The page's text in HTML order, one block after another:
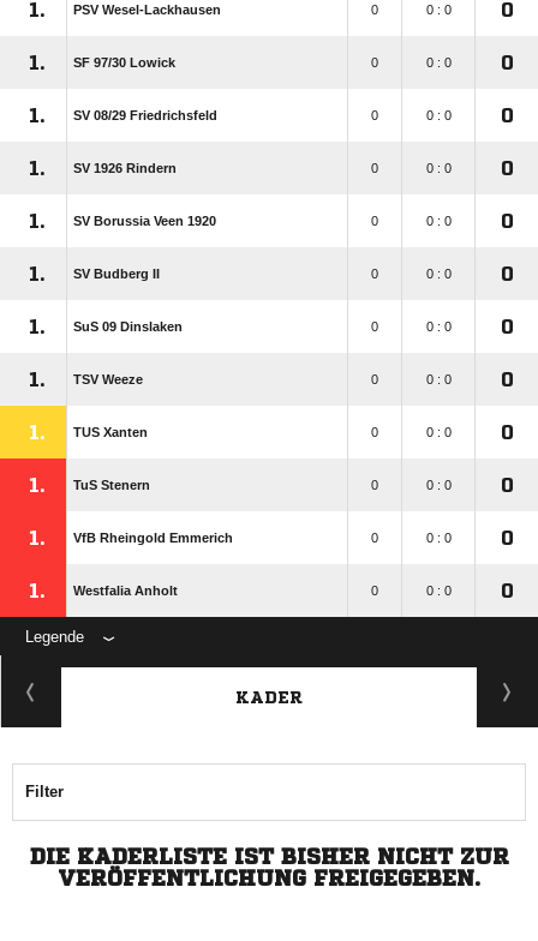
1. PSV Wesel-Lackhausen 0 0 : 0 0
1. SF 97/​30 Lowick 0 0 : 0 0
1. SV 08/​29 Friedrichsfeld 0 0 : 0 0
1. SV 1926 Rindern 0 0 : 0 0
1. SV Borussia Veen 1920 0 0 : 0 0
1. SV Budberg II 0 0 : 0 0
1. SuS 09 Dinslaken 0 0 : 0 0
1. TSV Weeze 0 0 : 0 0
1. TUS Xanten 0 0 : 0 0
1. TuS Stenern 0 0 : 0 0
1. VfB Rheingold Emmerich 0 0 : 0 0
1. Westfalia Anholt 0 0 : 0 0
Legende
KADER
Filter
DIE KADERLISTE IST BISHER NICHT ZUR
VERÖFFENTLICHUNG FREIGEGEBEN.